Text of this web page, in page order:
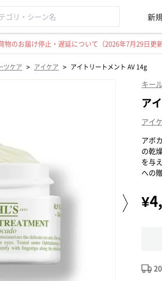
新
のお届け停止・遅延について（2026年7月29日更新
ツケア > アイケア > アイトリートメント AV 14g
キー
ア
アイ
アボ
の乾
を与
への